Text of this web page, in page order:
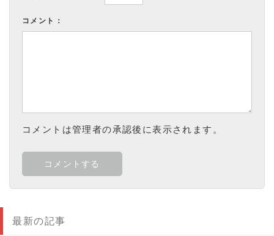
コメント：
コメントは管理者の承認後に表示されます。
最新の記事